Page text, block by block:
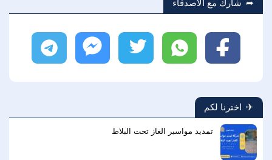
شارك مع الاصدقاء
فيسبوك واتساب ماسنجر
اخترنا لكم
تمديد مواسير الغاز تحت البلاط